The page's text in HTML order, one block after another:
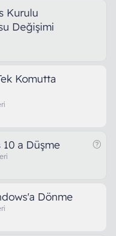
Kurulu
Değişimi
Komutta
a Düşme
Dönme